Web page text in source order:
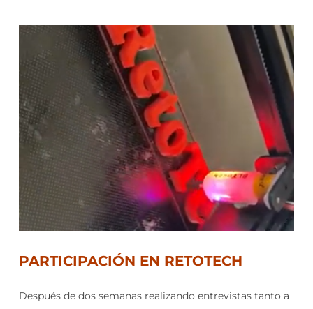
PARTICIPACIÓN EN RETOTECH
Después de dos semanas realizando entrevistas tanto a